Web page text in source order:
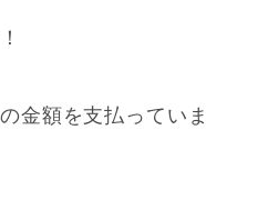
金額を支払っていま